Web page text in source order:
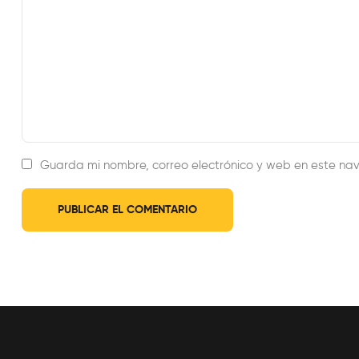
Guarda mi nombre, correo electrónico y web en este